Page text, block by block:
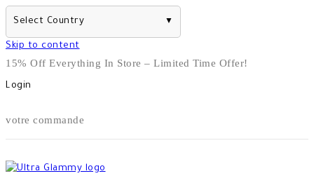
Select Country ▼
Skip to content
15% Off Everything In Store – Limited Time Offer!
Login
votre commande